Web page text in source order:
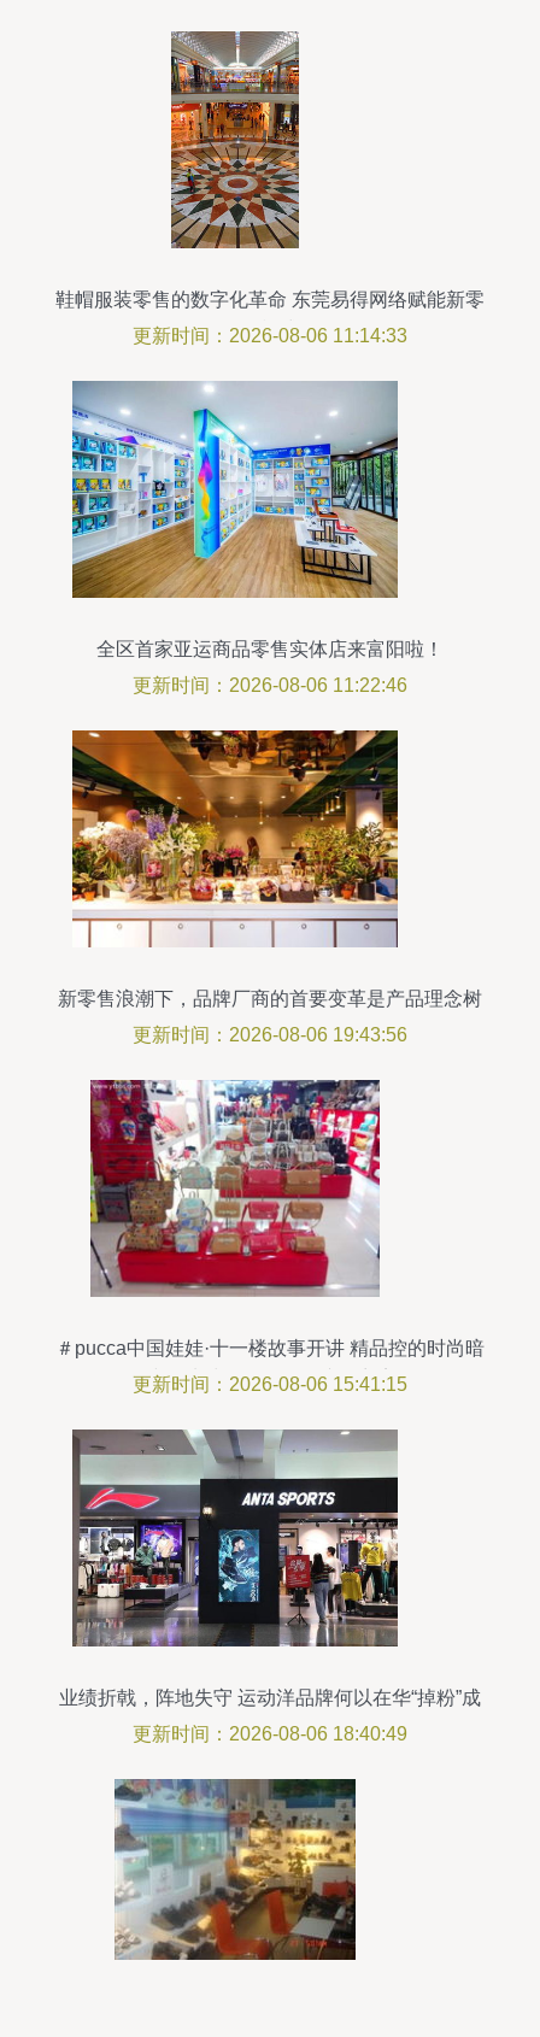
鞋帽服装零售的数字化革命 东莞易得网络赋能新零
售模式
更新时间：2026-08-06 11:14:33
全区首家亚运商品零售实体店来富阳啦！
更新时间：2026-08-06 11:22:46
新零售浪潮下，品牌厂商的首要变革是产品理念树
更新时间：2026-08-06 19:43:56
＃pucca中国娃娃·十一楼故事开讲 精品控的时尚暗
线，从鞋包到公仔的脑洞商店
更新时间：2026-08-06 15:41:15
业绩折戟，阵地失守 运动洋品牌何以在华“掉粉”成
风？
更新时间：2026-08-06 18:40:49